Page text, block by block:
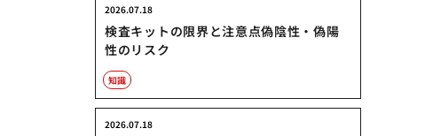
検査キットの限界と注意点偽陰性・偽陽
性のリスク
2026.07.18
知識
2026.07.18